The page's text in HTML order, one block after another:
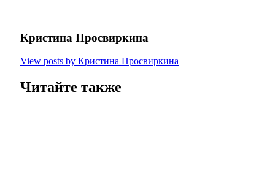
Кристина Просвиркина
View posts by Кристина Просвиркина
Читайте также